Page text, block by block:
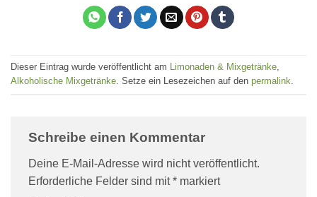
Dieser Eintrag wurde veröffentlicht am Limonaden & Mixgetränke,
Alkoholische Mixgetränke. Setze ein Lesezeichen auf den permalink.
Schreibe einen Kommentar
Deine E-Mail-Adresse wird nicht veröffentlicht.
Erforderliche Felder sind mit* markiert